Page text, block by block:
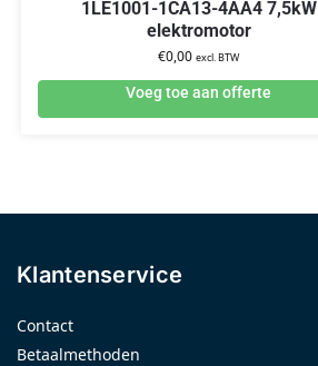
1LE1001-1CA13-4AA4 7,5kW
elektromotor
€0,00 excl. BTW
Voeg toe aan offerte
Klantenservice
Contact
Betaalmethoden